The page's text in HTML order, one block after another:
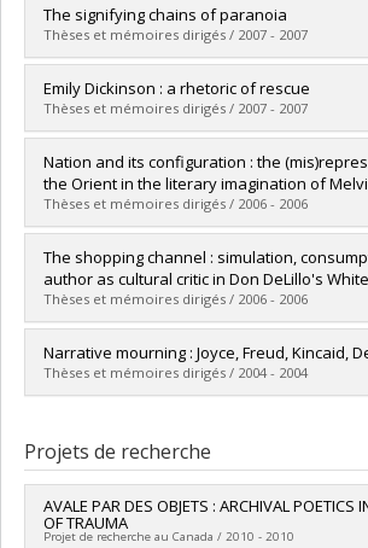
Diplômé(e) :Mchiri, Mourad
Cycle : Maîtrise
Diplôme obtenu :M.A.
Lien vers le document dans Papyrus
The signifying chains of paranoia
Thèses et mémoires dirigés / 2007 - 2007
Diplômé(e) :Zunenshine, Michael
Cycle : Maîtrise
Diplôme obtenu :M.A.
Lien vers le document dans Papyrus
Emily Dickinson : a rhetoric of rescue
Thèses et mémoires dirigés / 2007 - 2007
Diplômé(e) :Gemmel, Tracie
Cycle :Maîtrise
Diplôme obtenu :M.A.
Lien vers le document dans Papyrus
Nation and its configuration : the
the Orient in the literary imagination of
Thèses et mémoires dirigés / 2006 - 2006
Diplômé(e) :Rabhi, Wadii
Cycle : Maîtrise
Diplôme obtenu :M.A.
Lien vers le document dans Papyrus
The shopping channel : simulation,
author as cultural critic in Don DeLillo's
Thèses et mémoires dirigés / 2006 - 2006
Diplômé(e) :Lacerte, Pierre
Cycle : Maîtrise
Diplôme obtenu :M.A.
Narrative mourning : Joyce, Freud, Kincaid,
Thèses et mémoires dirigés / 2004 - 2004
Cycle : Doctorat
Diplôme obtenu :Ph. D.
Lien vers le document dans Papyrus
Projets de recherche
AVALE PAR DES OBJETS : ARCHIVAL POETICS
OF TRAUMA
Projet de recherche au Canada / 2010 - 2010